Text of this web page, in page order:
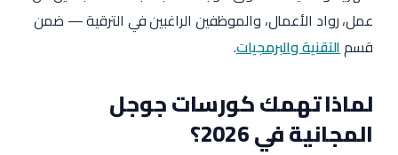
عمل، رواد الأعمال، والموظفين الراغبين في الترقية — ضمن
قسمالتقنية والبرمجيات.
لماذا تهمك كورسات جوجل
المجانية في 2026؟